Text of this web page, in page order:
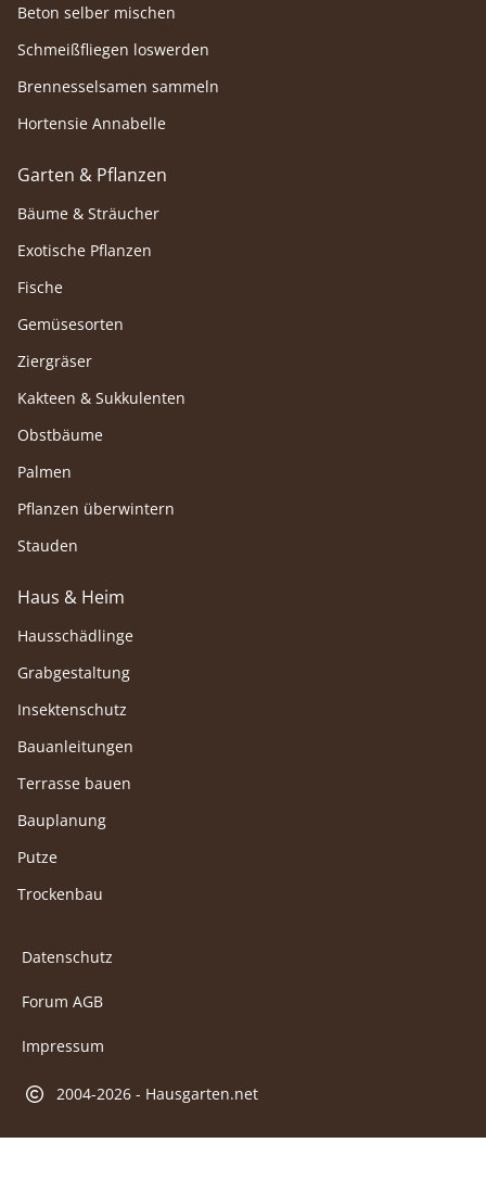
Beton selber mischen
Schmeißfliegen loswerden
Brennesselsamen sammeln
Hortensie Annabelle
Garten & Pflanzen
Bäume & Sträucher
Exotische Pflanzen
Fische
Gemüsesorten
Ziergräser
Kakteen & Sukkulenten
Obstbäume
Palmen
Pflanzen überwintern
Stauden
Haus & Heim
Hausschädlinge
Grabgestaltung
Insektenschutz
Bauanleitungen
Terrasse bauen
Bauplanung
Putze
Trockenbau
Datenschutz
Forum AGB
Impressum
2004-2026 - Hausgarten.net